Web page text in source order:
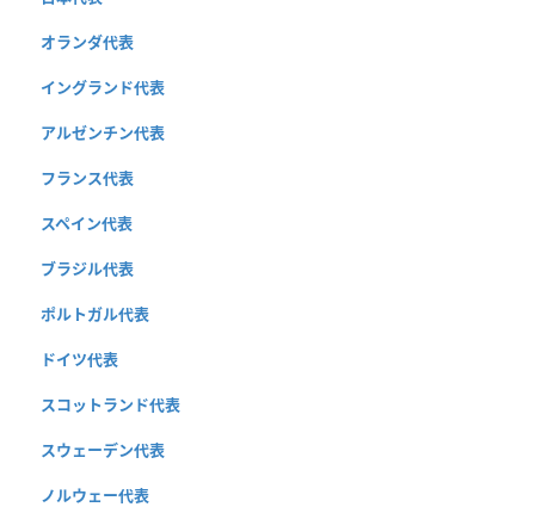
オランダ代表
イングランド代表
アルゼンチン代表
フランス代表
スペイン代表
ブラジル代表
ポルトガル代表
ドイツ代表
スコットランド代表
スウェーデン代表
ノルウェー代表